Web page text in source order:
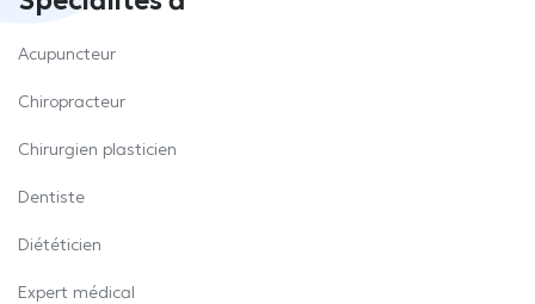
Acupuncteur
Chiropracteur
Chirurgien plasticien
Dentiste
Diététicien
Expert médical